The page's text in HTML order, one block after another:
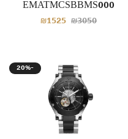
EMATMCSBBMS000
₪1525 ₪3050
20%-